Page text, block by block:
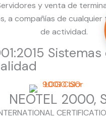
y venta de
a compañías de
de actividad.
NEOTEL 2000,